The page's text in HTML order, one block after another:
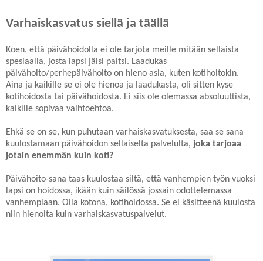
Varhaiskasvatus siellä ja täällä
Koen, että päivähoidolla ei ole tarjota meille mitään sellaista
spesiaalia, josta lapsi jäisi paitsi. Laadukas
päivähoito/perhepäivähoito on hieno asia, kuten kotihoitokin.
Aina ja kaikille se ei ole hienoa ja laadukasta, oli sitten kyse
kotihoidosta tai päivähoidosta. Ei siis ole olemassa absoluuttista,
kaikille sopivaa vaihtoehtoa.
Ehkä se on se, kun puhutaan varhaiskasvatuksesta, saa se sana
kuulostamaan päivähoidon sellaiselta palvelulta, joka tarjoaa
jotain enemmän kuin koti?
Päivähoito-sana taas kuulostaa siltä, että vanhempien työn vuoksi
lapsi on hoidossa, ikään kuin säilössä jossain odottelemassa
vanhempiaan. Olla kotona, kotihoidossa. Se ei käsitteenä kuulosta
niin hienolta kuin varhaiskasvatuspalvelut.